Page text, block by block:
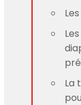
La